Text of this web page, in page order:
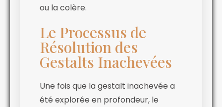
ou la colère.
Le Processus de
Résolution des
Gestalts Inachevées
Une fois que la gestalt inachevée a
été explorée en profondeur, le